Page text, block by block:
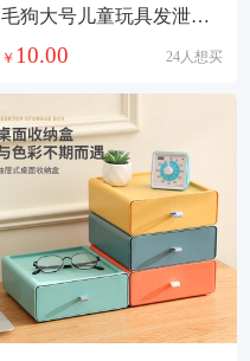
毛狗大号儿童玩具发泄毛
毛球电子闪光出口
￥ 10.00 24人想买